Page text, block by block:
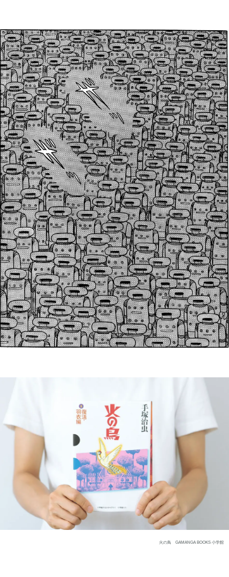
火の鳥 GAMANGA BOOKS 小学館